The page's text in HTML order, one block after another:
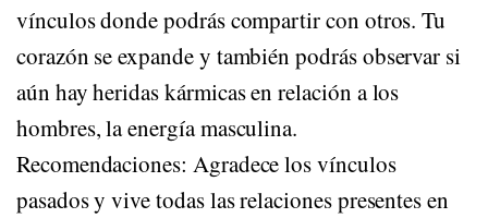
vínculos donde podrás compartir con otros. Tu
corazón se expande y también podrás observar si
aún hay heridas kármicas en relación a los
hombres, la energía masculina.
Recomendaciones: Agradece los vínculos
pasados y vive todas las relaciones presentes en